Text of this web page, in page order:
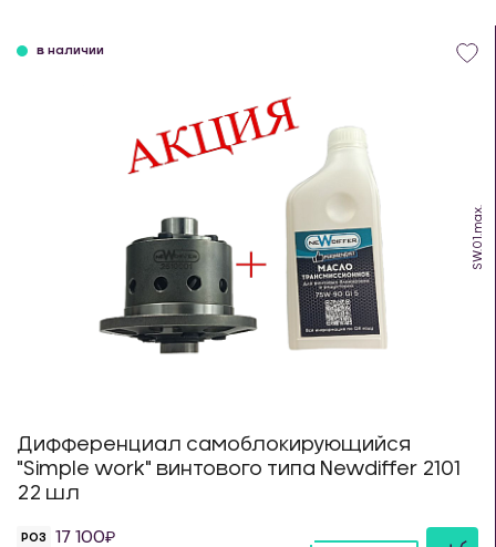
SW.01.max.
в наличии
Дифференциал самоблокирующийся
"Simple work" винтового типа Newdiffer 2101
22 шл
РОЗ 17 100